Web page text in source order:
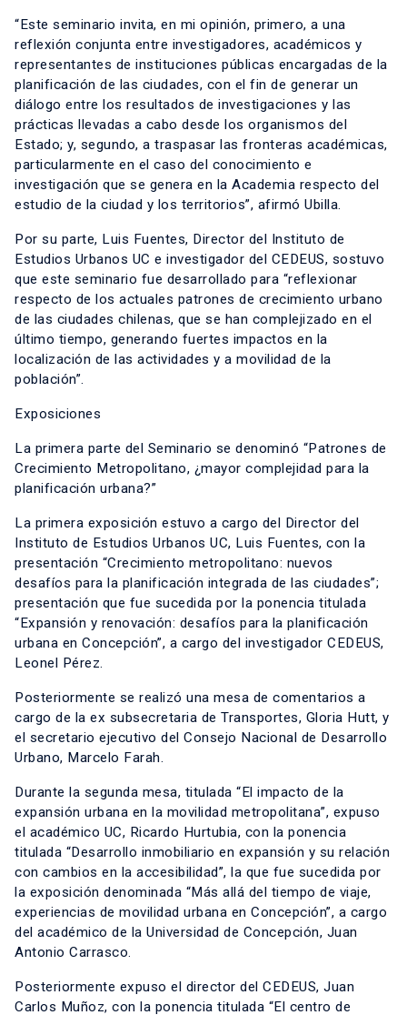
“Este seminario invita, en mi opinión, primero, a una
reflexión conjunta entre investigadores, académicos y
representantes de instituciones públicas encargadas de la
planificación de las ciudades, con el fin de generar un
diálogo entre los resultados de investigaciones y las
prácticas llevadas a cabo desde los organismos del
Estado; y, segundo, a traspasar las fronteras académicas,
particularmente en el caso del conocimiento e
investigación que se genera en la Academia respecto del
estudio de la ciudad y los territorios”, afirmó Ubilla.
Por su parte, Luis Fuentes, Director del Instituto de
Estudios Urbanos UC e investigador del CEDEUS, sostuvo
que este seminario fue desarrollado para “reflexionar
respecto de los actuales patrones de crecimiento urbano
de las ciudades chilenas, que se han complejizado en el
último tiempo, generando fuertes impactos en la
localización de las actividades y a movilidad de la
población”.
Exposiciones
La primera parte del Seminario se denominó “Patrones de
Crecimiento Metropolitano, ¿mayor complejidad para la
planificación urbana?”
La primera exposición estuvo a cargo del Director del
Instituto de Estudios Urbanos UC, Luis Fuentes, con la
presentación “Crecimiento metropolitano: nuevos
desafíos para la planificación integrada de las ciudades”;
presentación que fue sucedida por la ponencia titulada
“Expansión y renovación: desafíos para la planificación
urbana en Concepción”, a cargo del investigador CEDEUS,
Leonel Pérez.
Posteriormente se realizó una mesa de comentarios a
cargo de la ex subsecretaria de Transportes, Gloria Hutt, y
el secretario ejecutivo del Consejo Nacional de Desarrollo
Urbano, Marcelo Farah.
Durante la segunda mesa, titulada “El impacto de la
expansión urbana en la movilidad metropolitana”, expuso
el académico UC, Ricardo Hurtubia, con la ponencia
titulada “Desarrollo inmobiliario en expansión y su relación
con cambios en la accesibilidad”, la que fue sucedida por
la exposición denominada “Más allá del tiempo de viaje,
experiencias de movilidad urbana en Concepción”, a cargo
del académico de la Universidad de Concepción, Juan
Antonio Carrasco.
Posteriormente expuso el director del CEDEUS, Juan
Carlos Muñoz, con la ponencia titulada “El centro de